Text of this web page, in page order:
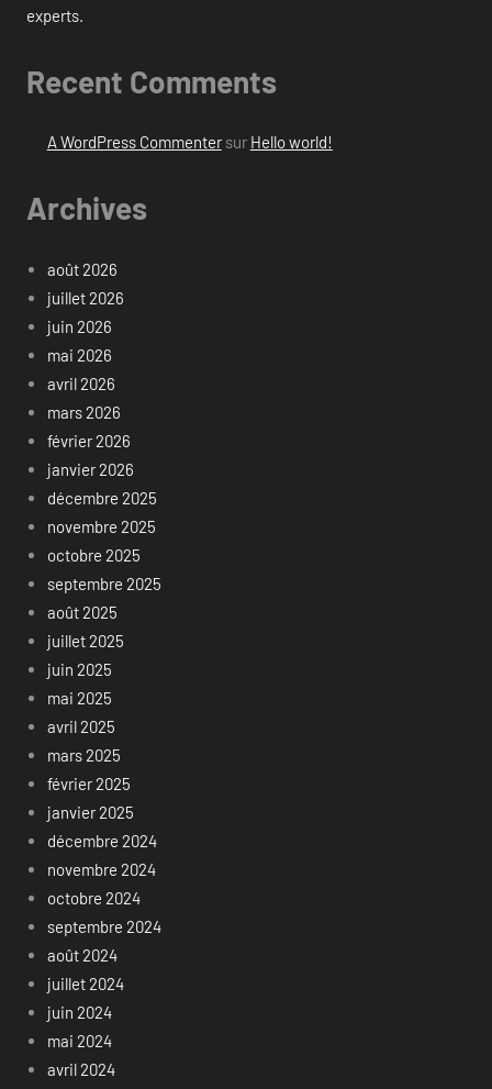
experts.
Recent Comments
A WordPress Commentersur Hello world!
Archives
août 2026
juillet 2026
juin 2026
mai 2026
avril 2026
mars 2026
février 2026
janvier 2026
décembre 2025
novembre 2025
octobre 2025
septembre 2025
août 2025
juillet 2025
juin 2025
mai 2025
avril 2025
mars 2025
février 2025
janvier 2025
décembre 2024
novembre 2024
octobre 2024
septembre 2024
août 2024
juillet 2024
juin 2024
mai 2024
avril 2024